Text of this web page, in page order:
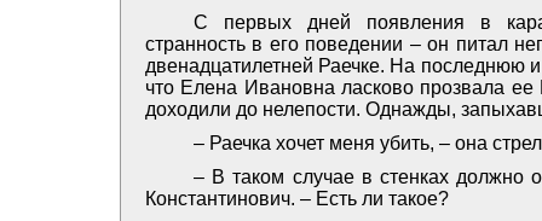
С первых дней появления в
странность в его поведении – он питал
двенадцатилетней Раечке. На последнюю
что Елена Ивановна ласково прозвала
доходили до нелепости. Однажды,
– Раечка хочет меня убить, – она
– В таком случае в стенках должно
Константинович. – Есть ли такое?